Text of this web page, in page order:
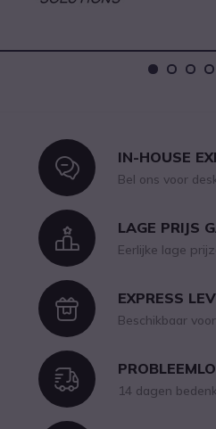
IconIN-HOUSE
Bel ons voor
IconLAGE PRIJS
Eerlijke lage
IconEXPRESS
Beschikbaar
Icon14 dagen